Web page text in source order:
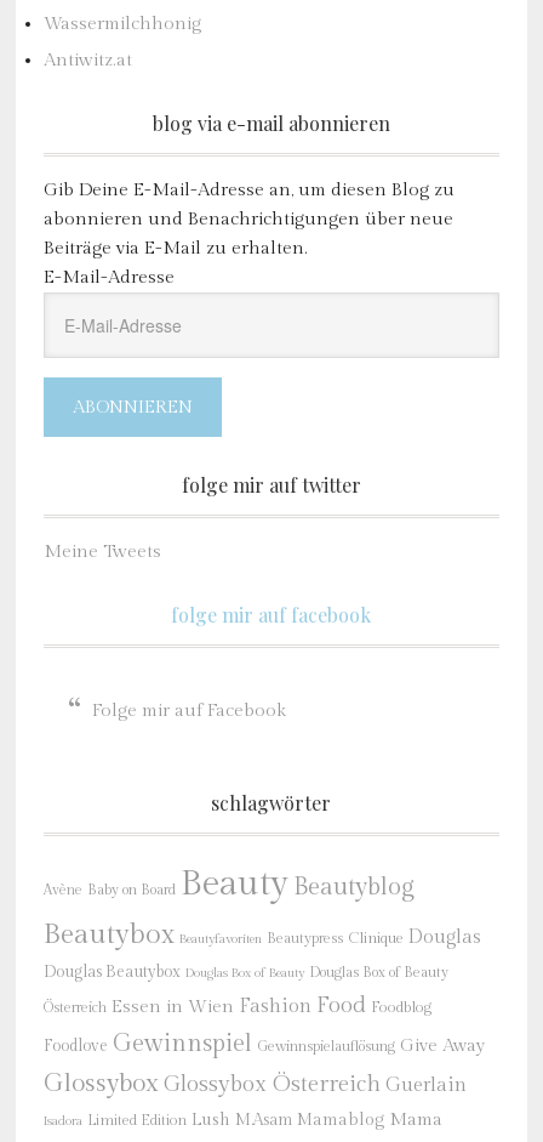
Wassermilchhonig
Antiwitz.at
blog via e-mail abonnieren
Gib Deine E-Mail-Adresse an, um diesen Blog zu
abonnieren und Benachrichtigungen über neue
Beiträge via E-Mail zu erhalten.
E-Mail-Adresse
ABONNIEREN
folge mir auf twitter
Meine Tweets
folge mir auf facebook
Folge mir auf Facebook
schlagwörter
Avène Baby on Board Beauty Beautyblog
Beautybox Beautyfavoriten Beautypress Clinique Douglas
Douglas Beautybox Douglas Box of Beauty Douglas Box of Beauty
Österreich Essen in Wien Fashion Food Foodblog
Foodlove Gewinnspiel Gewinnspielauflösung Give Away
GlossyboxGlossybox Österreich Guerlain
Isadora Limited Edition Lush M.Asam Mamablog Mama